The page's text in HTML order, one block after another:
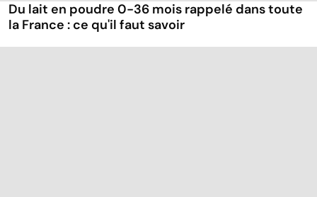
Du lait en poudre 0-36 mois rappelé dans toute
la France : ce qu'il faut savoir